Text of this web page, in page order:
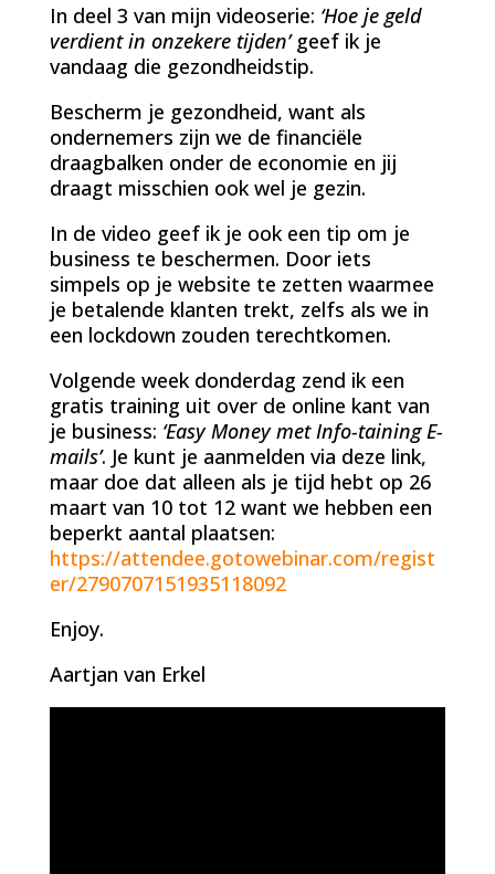
In deel 3 van mijn videoserie: ‘Hoe je geld
verdient in onzekere tijden’ geef ik je
vandaag die gezondheidstip.
Bescherm je gezondheid, want als
ondernemers zijn we de financiële
draagbalken onder de economie en jij
draagt misschien ook wel je gezin.
In de video geef ik je ook een tip om je
business te beschermen. Door iets
simpels op je website te zetten waarmee
je betalende klanten trekt, zelfs als we in
een lockdown zouden terechtkomen.
Volgende week donderdag zend ik een
gratis training uit over de online kant van
je business: ‘Easy Money met Info-taining E-
mails’. Je kunt je aanmelden via deze link,
maar doe dat alleen als je tijd hebt op 26
maart van 10 tot 12 want we hebben een
beperkt aantal plaatsen:
https://attendee.gotowebinar.com/regist
er/2790707151935118092
Enjoy.
Aartjan van Erkel